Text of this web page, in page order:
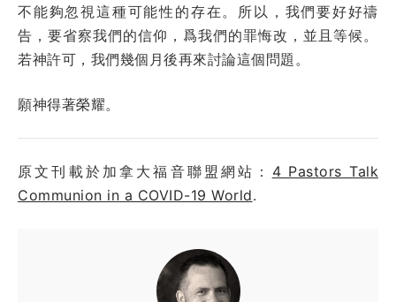
不能夠忽視這種可能性的存在。所以，我們要好好禱
告，要省察我們的信仰，爲我們的罪悔改，並且等候。
若神許可，我們幾個月後再來討論這個問題。
願神得著榮耀。
原文刊載於加拿大福音聯盟網站： 4 Pastors Talk
Communion in a COVID-19 World.